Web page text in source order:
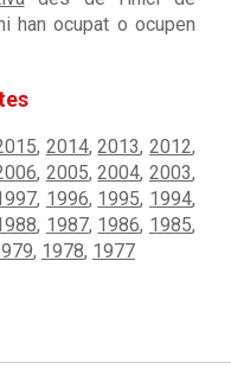
han ocupat o ocupen
, 2014,2013, 2012,
, 2005,2004, 2003,
, 1996, 1995, 1994,
, 1987, 1986, 1985,
, 1978, 1977